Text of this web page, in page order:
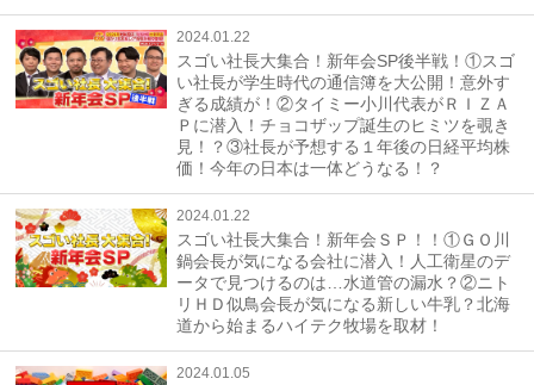
2024.01.22
スゴい社長大集合！新年会SP後半戦！①スゴ
い社長が学生時代の通信簿を大公開！意外す
ぎる成績が！②タイミー小川代表がＲＩＺＡ
Ｐに潜入！チョコザップ誕生のヒミツを覗き
見！？③社長が予想する１年後の日経平均株
価！今年の日本は一体どうなる！？
2024.01.22
スゴい社長大集合！新年会ＳＰ！！①ＧＯ川
鍋会長が気になる会社に潜入！人工衛星のデ
ータで見つけるのは…水道管の漏水？②ニト
リＨＤ似鳥会長が気になる新しい牛乳？北海
道から始まるハイテク牧場を取材！
2024.01.05